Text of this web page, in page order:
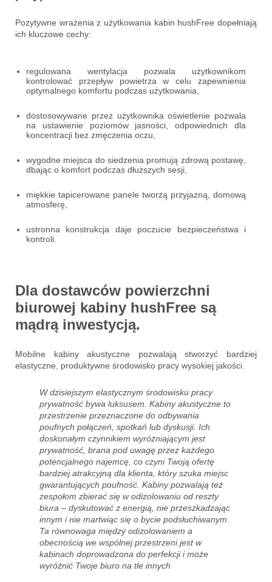
Pozytywne wrażenia z użytkowania kabin hushFree dopełniają
ich kluczowe cechy:
regulowana wentylacja pozwala użytkownikom
kontrolować przepływ powietrza w celu zapewnienia
optymalnego komfortu podczas użytkowania,
dostosowywane przez użytkownika oświetlenie pozwala
na ustawienie poziomów jasności, odpowiednich dla
koncentracji bez zmęczenia oczu,
wygodne miejsca do siedzenia promują zdrową postawę,
dbając o komfort podczas dłuższych sesji,
miękkie tapicerowane panele tworzą przyjazną, domową
atmosferę,
ustronna konstrukcja daje poczucie bezpieczeństwa i
kontroli.
Dla dostawców powierzchni
biurowej kabiny hushFree są
mądrą inwestycją.
Mobilne kabiny akustyczne pozwalają stworzyć bardziej
elastyczne, produktywne środowisko pracy wysokiej jakości.
W dzisiejszym elastycznym środowisku pracy
prywatność bywa luksusem. Kabiny akustyczne to
przestrzenie przeznaczone do odbywania
poufnych połączeń, spotkań lub dyskusji. Ich
doskonałym czynnikiem wyróżniającym jest
prywatność, brana pod uwagę przez każdego
potencjalnego najemcę, co czyni Twoją ofertę
bardziej atrakcyjną dla klienta, który szuka miejsc
gwarantujących poufność. Kabiny pozwalają też
zespołom zbierać się w odizolowaniu od reszty
biura – dyskutować z energią, nie przeszkadzając
innym i nie martwiąc się o bycie podsłuchiwanym.
Ta równowaga między odizolowaniem a
obecnością we wspólnej przestrzeni jest w
kabinach doprowadzona do perfekcji i może
wyróżnić Twoje biuro na tle innych